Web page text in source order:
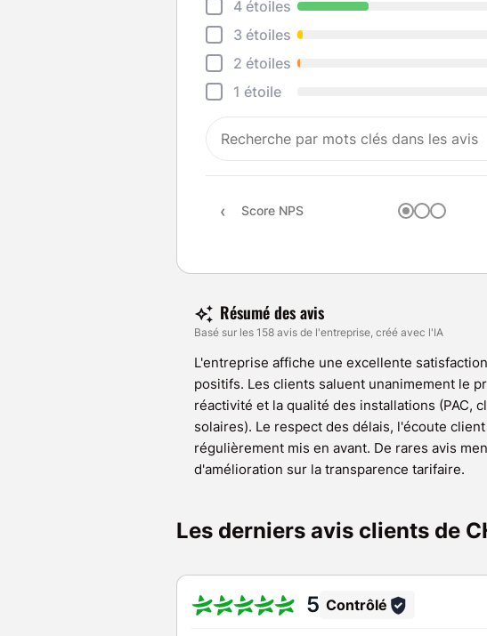
4 étoiles
3 étoiles
2 étoiles
1 étoile
Score NPS
Résumé des avis
Basé sur les 158 avis de l'entreprise, créé avec l'IA
L'entreprise affiche une excellente
positifs. Les clients saluent unanimement le
réactivité et la qualité des installations (PAC,
solaires). Le respect des délais, l'écoute
régulièrement mis en avant. De rares avis
d'amélioration sur la transparence tarifaire.
Les derniers avis clients de
5 Contrôlé